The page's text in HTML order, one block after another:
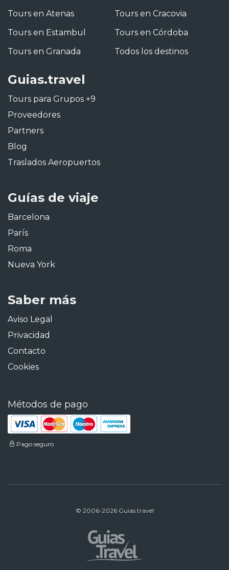
Tours en Atenas
Tours en Estambul
Tours en Granada
Tours en Cracovia
Tours en Córdoba
Todos los destinos
Guias.travel
Tours para Grupos +9
Proveedores
Partners
Blog
Traslados Aeropuertos
Guías de viaje
Barcelona
París
Roma
Nueva York
Saber más
Aviso Legal
Privacidad
Contacto
Cookies
Métodos de pago
Pago seguro
© 2006-2026 Guias.travel